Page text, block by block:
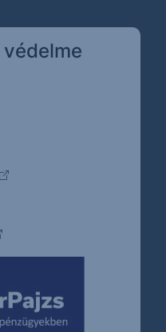
oldalra ugrik)
ugrik)
(külső oldalra ugrik)
oldalra ugrik)